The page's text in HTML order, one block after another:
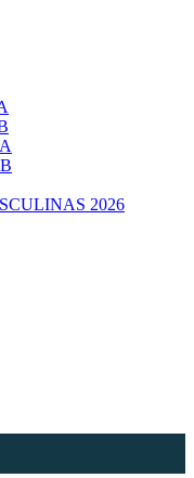
2026